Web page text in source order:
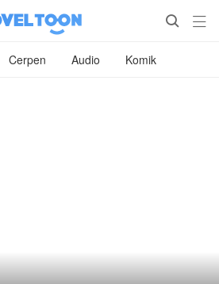
 
Cerpen Audio Komik